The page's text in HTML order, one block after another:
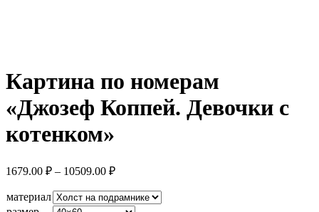
Картина по номерам
«Джозеф Коппей. Девочки с
котенком»
1679.00 ₽ – 10509.00 ₽Диапазон
1679.00 ₽
–
материал